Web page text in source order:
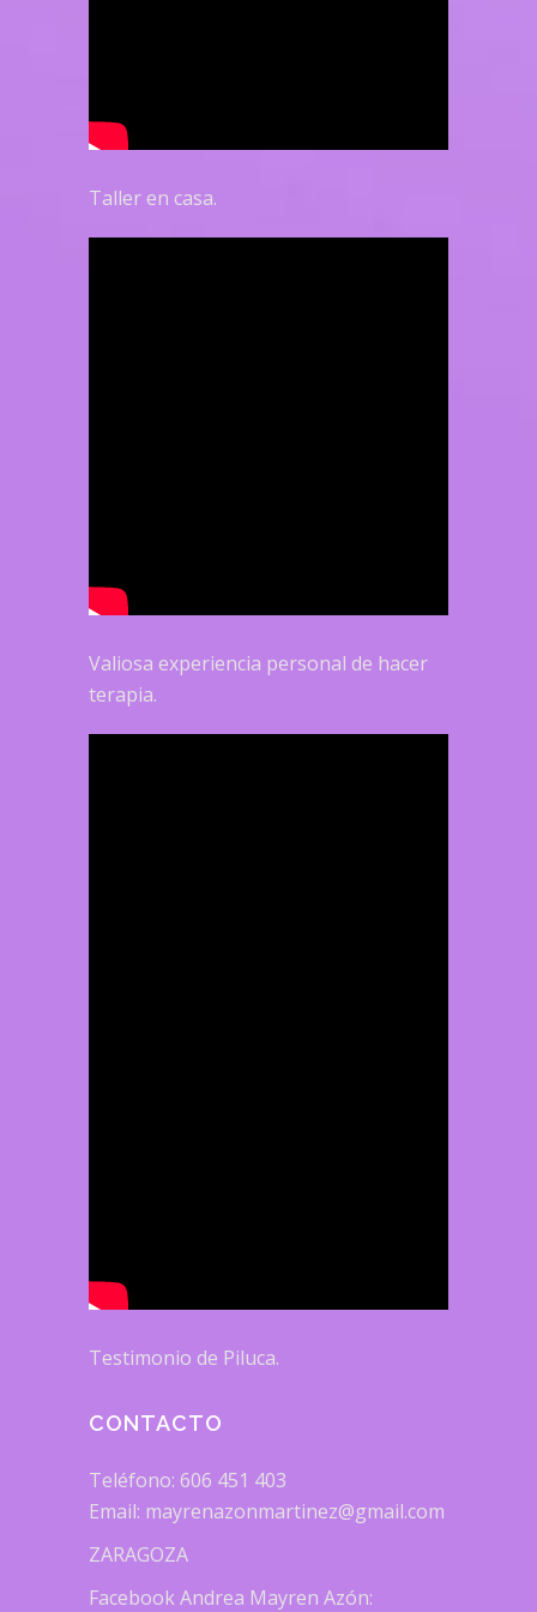
Taller en casa.
Valiosa experiencia personal de hacer
terapia.
Testimonio de Piluca.
CONTACTO
Teléfono: 606 451 403
Email: mayrenazonmartinez@gmail.com
ZARAGOZA
Facebook Andrea Mayren Azón: